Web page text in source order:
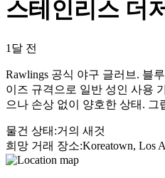
스테인리스 더
1달 전
Rawlings 공식 야구 글러브. 블
이즈 규격으로 일반 성인 사용
으나 손상 없이 양호한 상태. 그
물건 상태 :거의 새것
희망 거래 장소:Koreatown, Los